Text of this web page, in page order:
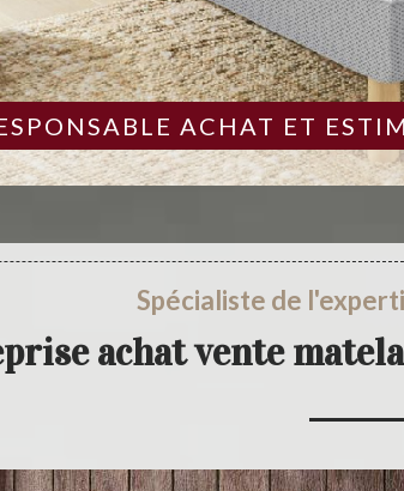
ACHAT ET
Spécialiste de
achat vente